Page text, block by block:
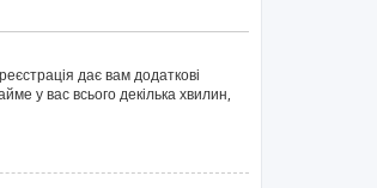
дає вам додаткові
у вас всього декілька хвилин,